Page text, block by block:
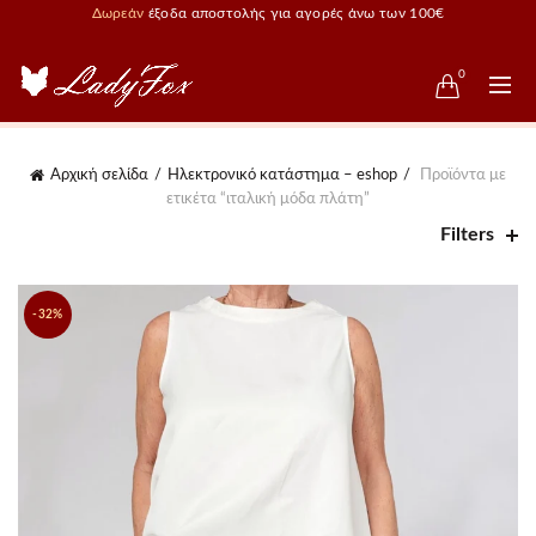
Δωρεάν έξοδα αποστολής για αγορές άνω των 100€
0
Αρχική σελίδα Ηλεκτρονικό κατάστημα – eshop
Προϊόντα με
ετικέτα “ιταλική μόδα πλάτη”
Filters
-32%